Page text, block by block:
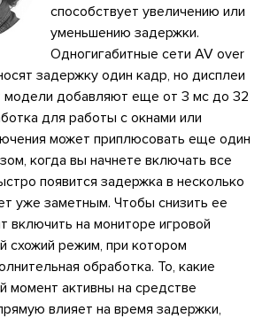
способствует увеличению или
уменьшению задержки.
Одногигабитные сети AV over
задержку один кадр, но дисплеи
модели добавляют еще от 3 мс до 32
для работы с окнами или
может приплюсовать еще один
когда вы начнете включать все
появится задержка в несколько
уже заметным. Чтобы снизить ее
включить на мониторе игровой
схожий режим, при котором
обработка. То, какие
момент активны на средстве
влияет на время задержки,